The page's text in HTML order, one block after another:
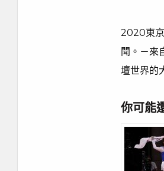
2020東京
聞。－來
壇世界的
你可能